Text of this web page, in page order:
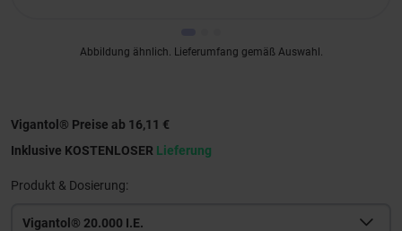
Abbildung ähnlich. Lieferumfang gemäß Auswahl.
Vigantol® Preise ab 16,11 €
Inklusive KOSTENLOSER Lieferung
Produkt & Dosierung:
Vigantol® 20.000 I.E.